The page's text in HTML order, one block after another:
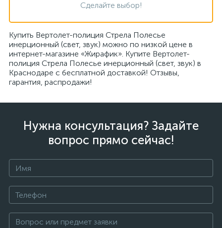
Сделайте выбор!
Купить Вертолет-полиция Стрела Полесье
инерционный (свет, звук) можно по низкой цене в
интернет-магазине «Жирафик». Купите Вертолет-
полиция Стрела Полесье инерционный (свет, звук) в
Краснодаре с бесплатной доставкой! Отзывы,
гарантия, распродажи!
Нужна консультация? Задайте
вопрос прямо сейчас!